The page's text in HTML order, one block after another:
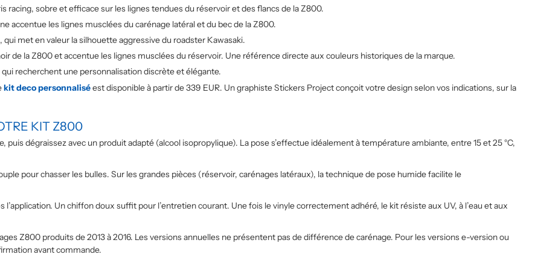
racing, sobre et efficace sur les lignes tendues du réservoir et des flancs de la Z800.
accentue les lignes musclées du carénage latéral et du bec de la Z800.
met en valeur la silhouette aggressive du roadster Kawasaki.
de la Z800 et accentue les lignes musclées du réservoir. Une référence directe aux couleurs historiques de la marque.
recherchent une personnalisation discrète et élégante.
kit deco personnaliséest disponible à partir de 339 EUR. Un graphiste Stickers Project conçoit votre design selon vos indications, sur la
KIT Z800
puis dégraissez avec un produit adapté (alcool isopropylique). La pose s’effectue idéalement à température ambiante, entre 15 et 25 °C,
pour chasser les bulles. Sur les grandes pièces (réservoir, carénages latéraux), la technique de pose humide facilite le
Un chiffon doux suffit pour l’entretien courant. Une fois le vinyle correctement adhéré, le kit résiste aux UV, à l’eau et aux
Z800 produits de 2013 à 2016. Les versions annuelles ne présentent pas de différence de carénage. Pour les versions e-version ou
avant commande.